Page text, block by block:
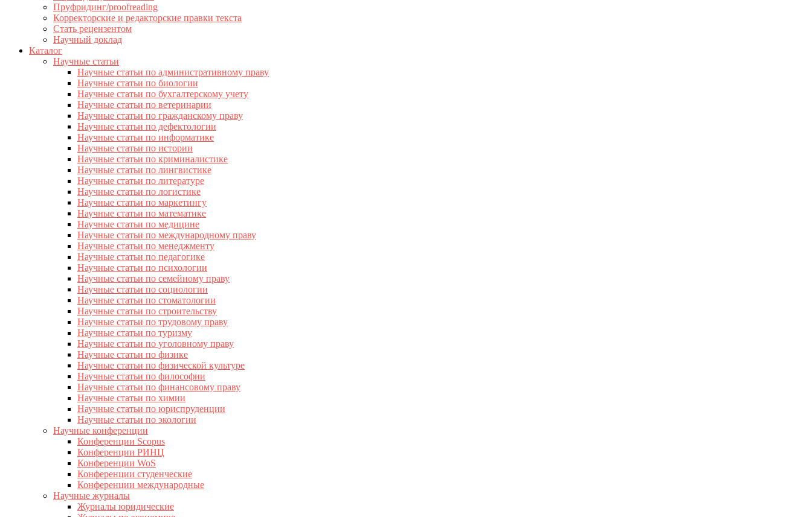
Пруфридинг/proofreading
Корректорские и редакторские правки текста
Стать рецензентом
Научный доклад
Каталог
Научные статьи
Научные статьи по административному праву
Научные статьи по биологии
Научные статьи по бухгалтерскому учету
Научные статьи по ветеринарии
Научные статьи по гражданскому праву
Научные статьи по дефектологии
Научные статьи по информатике
Научные статьи по истории
Научные статьи по криминалистике
Научные статьи по лингвистике
Научные статьи по литературе
Научные статьи по логистике
Научные статьи по маркетингу
Научные статьи по математике
Научные статьи по медицине
Научные статьи по международному праву
Научные статьи по менеджменту
Научные статьи по педагогике
Научные статьи по психологии
Научные статьи по семейному праву
Научные статьи по социологии
Научные статьи по стоматологии
Научные статьи по строительству
Научные статьи по трудовому праву
Научные статьи по туризму
Научные статьи по уголовному праву
Научные статьи по физике
Научные статьи по физической культуре
Научные статьи по философии
Научные статьи по финансовому праву
Научные статьи по химии
Научные статьи по юриспруденции
Научные статьи по экологии
Научные конференции
Конференции Scopus
Конференции РИНЦ
Конференции WoS
Конференции студенческие
Конференции международные
Научные журналы
Журналы юридические